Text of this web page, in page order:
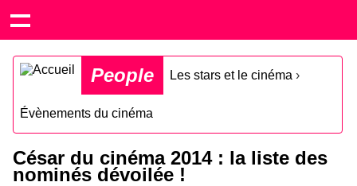
People Les stars et le cinéma ›
Évènements du cinéma
César du cinéma 2014 : la liste des
nominés dévoilée !